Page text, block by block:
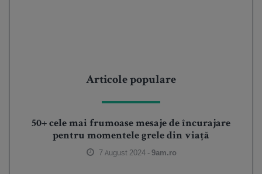
Articole populare
50+ cele mai frumoase mesaje de încurajare
pentru momentele grele din viață
7 August 2024 -9am.ro